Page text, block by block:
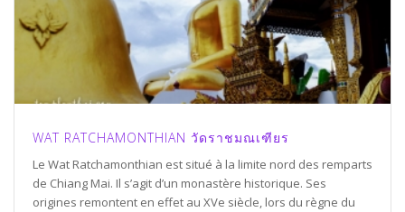
WAT RATCHAMONTHIAN วัดราชมณเฑียร
Le Wat Ratchamonthian est situé à la limite nord des remparts
de Chiang Mai. Il s’agit d’un monastère historique. Ses
origines remontent en effet au XVe siècle, lors du règne du